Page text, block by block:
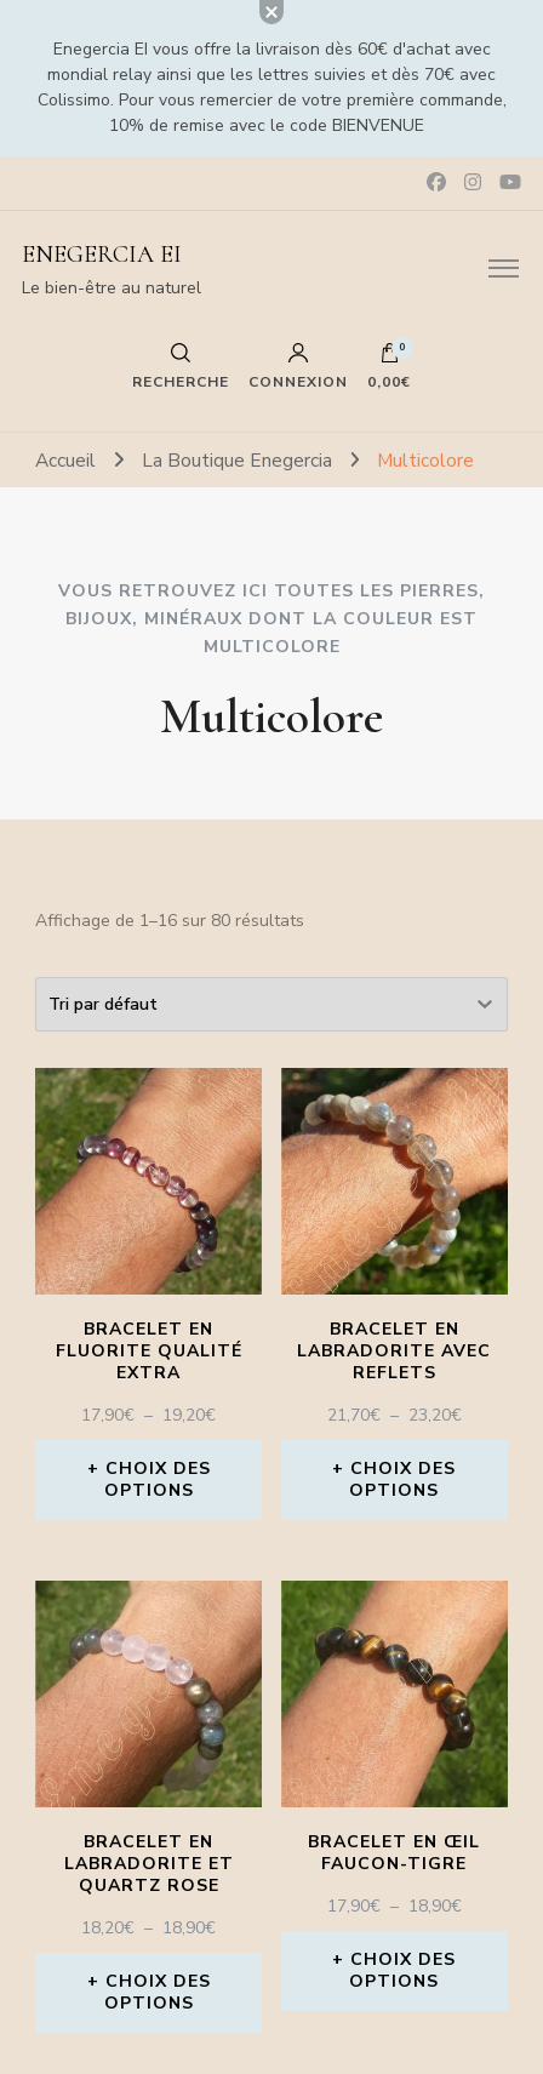
Enegercia EI vous offre la livraison dès 60€ d'achat avec
mondial relay ainsi que les lettres suivies et dès 70€ avec
Colissimo. Pour vous remercier de votre première commande,
10% de remise avec le code BIENVENUE
ENEGERCIA EI
Le bien-être au naturel
RECHERCHE CONNEXION
0
0,00€
Accueil La Boutique Enegercia Multicolore
VOUS RETROUVEZ ICI TOUTES LES PIERRES,
BIJOUX, MINÉRAUX DONT LA COULEUR EST
MULTICOLORE
Multicolore
Affichage de 1–16 sur 80 résultats
BRACELET EN
FLUORITE QUALITÉ
EXTRA
17,90€ – 19,20€PLAGE
DE
À
CHOIX DES
OPTIONS
produit
plusieurs
variations.
Les
options
être
choisies
sur
la
page
BRACELET EN
LABRADORITE AVEC
REFLETS
21,70€ – 23,20€PLAGE
DE
À
CHOIX DES
OPTIONS
produit
plusieurs
variations.
Les
options
être
choisies
sur
la
page
BRACELET EN
LABRADORITE ET
QUARTZ ROSE
18,20€ – 18,90€PLAGE
DE
À
CHOIX DES
OPTIONS
BRACELET EN ŒIL
FAUCON-TIGRE
17,90€ – 18,90€PLAGE
DE
À
CHOIX DES
OPTIONS